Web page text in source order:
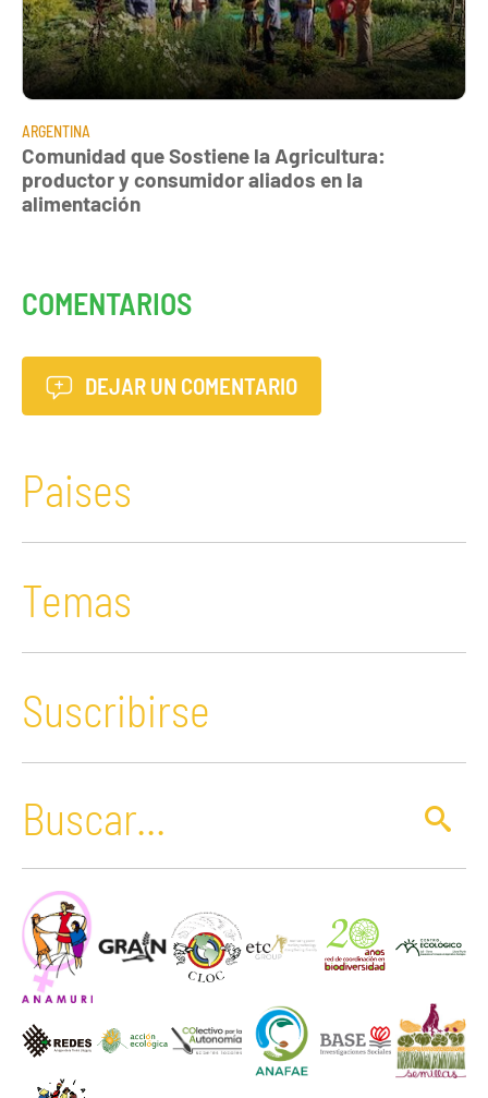
ARGENTINA
Comunidad que Sostiene la Agricultura:
productor y consumidor aliados en la
alimentación
COMENTARIOS
DEJAR UN COMENTARIO
Paises
Temas
Suscribirse